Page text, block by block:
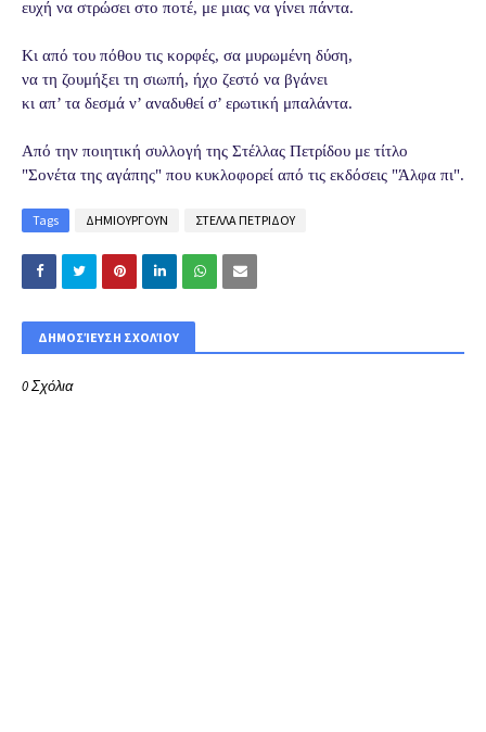
ευχή να στρώσει στο ποτέ, με μιας να γίνει πάντα.
Κι από του πόθου τις κορφές, σα μυρωμένη δύση,
να τη ζουμήξει τη σιωπή, ήχο ζεστό να βγάνει
κι απ’ τα δεσμά ν’ αναδυθεί σ’ ερωτική μπαλάντα.
Από την ποιητική συλλογή της Στέλλας Πετρίδου με τίτλο
"Σονέτα της αγάπης" που κυκλοφορεί από τις εκδόσεις "Άλφα πι".
Tags ΔΗΜΙΟΥΡΓΟΥΝ ΣΤΕΛΛΑ ΠΕΤΡΙΔΟΥ
ΔΗΜΟΣΊΕΥΣΗ ΣΧΟΛΊΟΥ
0 Σχόλια